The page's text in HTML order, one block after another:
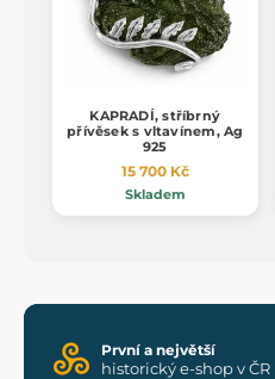
KAPRADÍ, stříbrný
přívěsek s vltavínem, Ag
925
15 700 Kč
Skladem
První a největší
historický e-shop v ČR